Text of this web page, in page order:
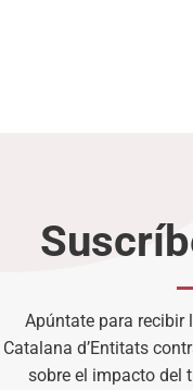
Apúntate para recibir
Catalana d’Entitats
sobre el impacto del